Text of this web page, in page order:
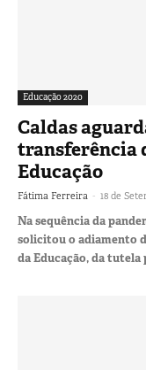
Educação 2020
Caldas
transferência
Educação
Fátima Ferreira - 18 de
Na sequência da
solicitou o adiamento
da Educação, da tutela